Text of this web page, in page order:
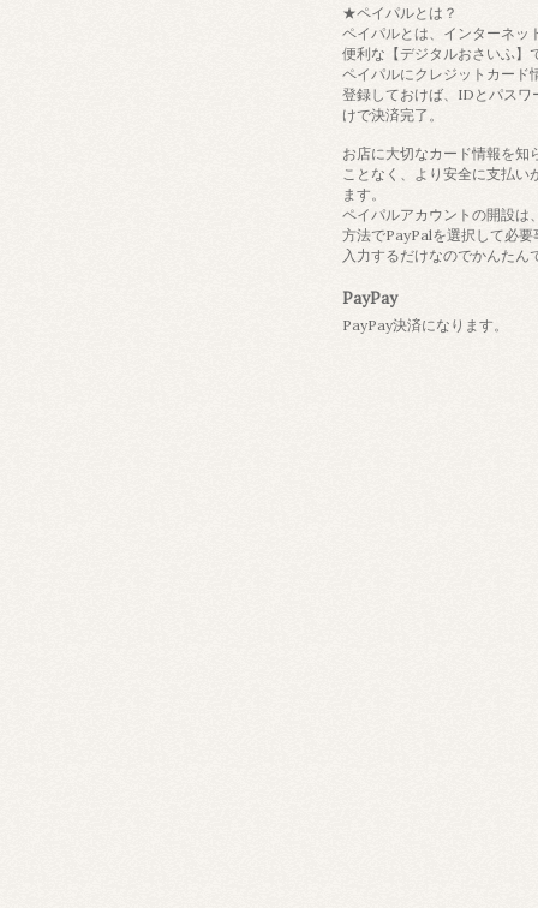
★ペイパルとは？
ペイパルとは、インターネッ
便利な【デジタルおさいふ】
ペイパルにクレジットカード
登録しておけば、IDとパスワ
けで決済完了。
お店に大切なカード情報を知
ことなく、より安全に支払い
ます。
ペイパルアカウントの開設は
方法でPayPalを選択して必要
入力するだけなのでかんたん
PayPay
PayPay決済になります。